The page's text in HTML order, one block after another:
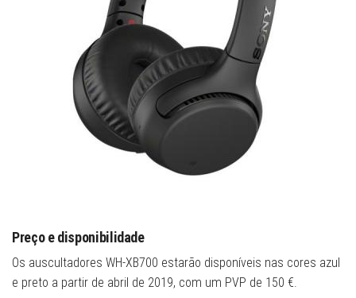
Preço e disponibilidade
Os auscultadores WH-XB700 estarão disponíveis nas cores azul
e preto a partir de abril de 2019, com um PVP de 150 €.